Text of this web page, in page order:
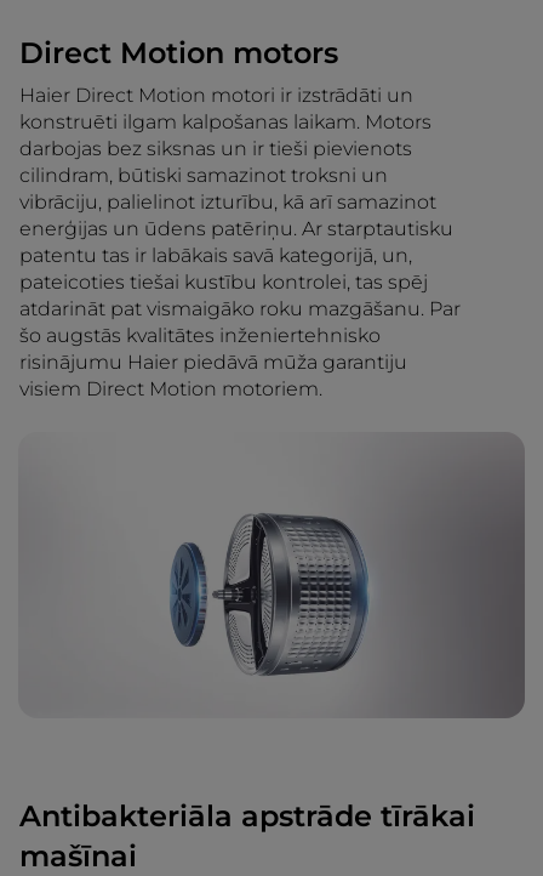
Direct Motion motors
Haier Direct Motion motori ir izstrādāti un
konstruēti ilgam kalpošanas laikam. Motors
darbojas bez siksnas un ir tieši pievienots
cilindram, būtiski samazinot troksni un
vibrāciju, palielinot izturību, kā arī samazinot
enerģijas un ūdens patēriņu. Ar starptautisku
patentu tas ir labākais savā kategorijā, un,
pateicoties tiešai kustību kontrolei, tas spēj
atdarināt pat vismaigāko roku mazgāšanu. Par
šo augstās kvalitātes inženiertehnisko
risinājumu Haier piedāvā mūža garantiju
visiem Direct Motion motoriem.
Antibakteriāla apstrāde tīrākai
mašīnai